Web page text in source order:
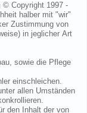
© Copyright 1997 -
halber mit "wir"
Zustimmung von
in jeglicher Art
sowie die Pflege
einschleichen.
allen Umständen
den Inhalt der von